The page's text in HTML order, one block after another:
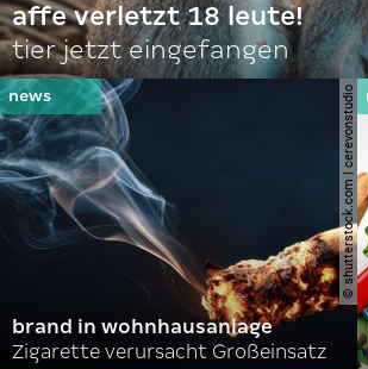
affe verletzt 18 leute!
tier jetzt eingefangen
© shutterstock.com | cerevonstudio
brand in wohnhausanlage
Zigarette verursacht Großeinsatz